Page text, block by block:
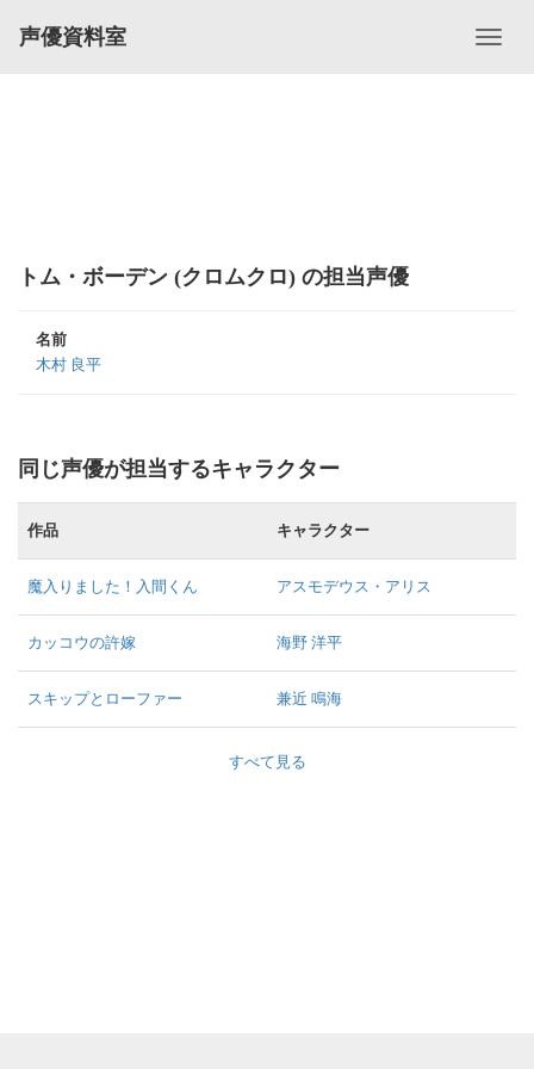
声優資料室
トム・ボーデン (クロムクロ) の担当声優
名前
木村 良平
同じ声優が担当するキャラクター
作品 キャラクター
魔入りました！入間くん アスモデウス・アリス
カッコウの許嫁 海野 洋平
スキップとローファー 兼近 鳴海
すべて見る